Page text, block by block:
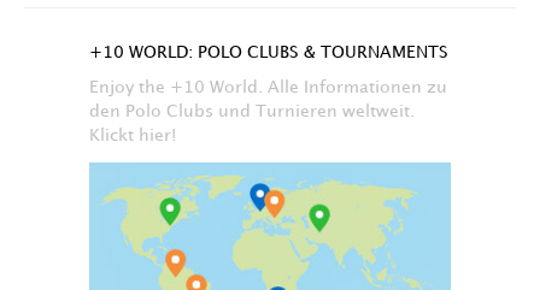
+10 WORLD: POLO CLUBS & TOURNAMENTS
Enjoy the +10 World. Alle Informationen zu
den Polo Clubs und Turnieren weltweit.
Klickt hier!